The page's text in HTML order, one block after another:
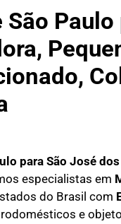
para São José
especialistas em
do Brasil com
e